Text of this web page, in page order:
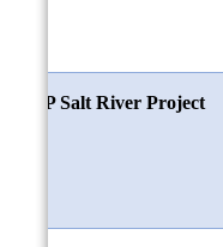
SRP Salt River Project